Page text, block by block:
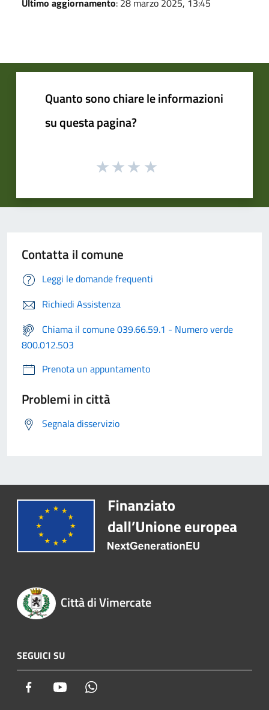
Quanto sono chiare le informazioni
su questa pagina?
Contatta il comune
Leggi le domande frequenti
Richiedi Assistenza
Chiama il comune 039.66.59.1 - Numero verde
800.012.503
Prenota un appuntamento
Problemi in città
Segnala disservizio
Città di Vimercate
SEGUICI SU
Facebook Youtube